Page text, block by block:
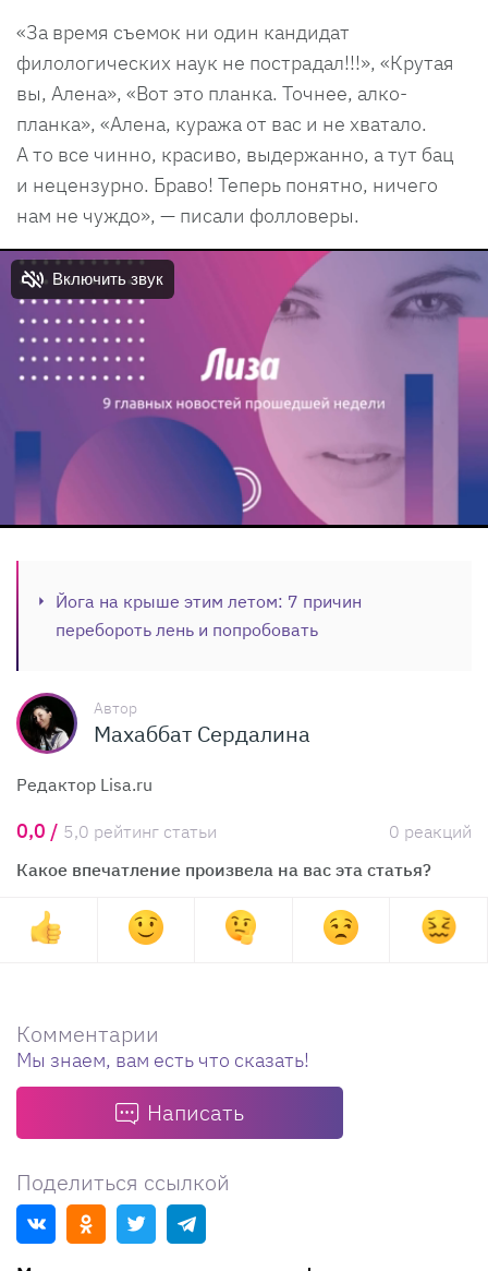
«За время съемок ни один кандидат
филологических наук не пострадал!!!», «Крутая
вы, Алена», «Вот это планка. Точнее, алко-
планка», «Алена, куража от вас и не хватало.
А то все чинно, красиво, выдержанно, а тут бац
и нецензурно. Браво! Теперь понятно, ничего
нам не чуждо», — писали фолловеры.
Йога на крыше этим летом: 7 причин
перебороть лень и попробовать
Автор
Махаббат Сердалина
Редактор Lisa.ru
0,0 / 5,0 рейтинг статьи
0 реакций
Какое впечатление произвела на вас эта статья?
Комментарии
Мы знаем, вам есть что сказать!
Написать
Поделиться ссылкой